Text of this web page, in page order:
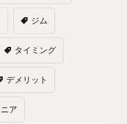
ジム
タイミング
デメリット
ア